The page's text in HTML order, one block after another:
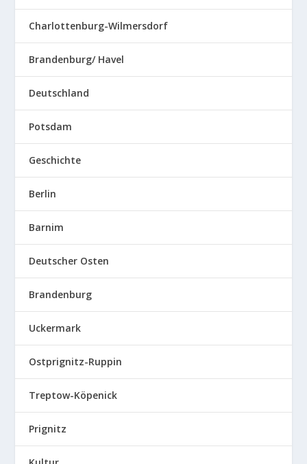
Charlottenburg-Wilmersdorf
Brandenburg/ Havel
Deutschland
Potsdam
Geschichte
Berlin
Barnim
Deutscher Osten
Brandenburg
Uckermark
Ostprignitz-Ruppin
Treptow-Köpenick
Prignitz